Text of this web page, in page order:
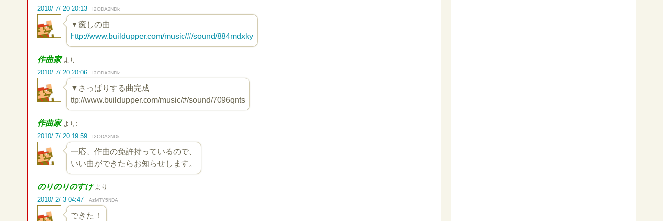
2010/ 7/ 20 20:13
I2ODA2NDk
▼癒しの曲
http://www.buildupper.com/music/#/sound/884mdxky
作曲家 より:
2010/ 7/ 20 20:06
I2ODA2NDk
▼さっぱりする曲完成
ttp://www.buildupper.com/music/#/sound/7096qnts
作曲家 より:
2010/ 7/ 20 19:59
I2ODA2NDk
一応、作曲の免許持っているので、
いい曲ができたらお知らせします。
のりのりのすけ より:
2010/ 2/ 3 04:47
AzMTY5NDA
できた！